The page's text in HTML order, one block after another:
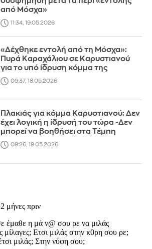
από Μόσχα»
11:34, 19.05.2026
«Δέχθηκε εντολή από τη Μόσχα»:
Πυρά Καραχάλιου σε Καρυστιανού
για το υπό ίδρυση κόμμα της
09:37, 18.05.2026
Πλακιάς για κόμμα Καρυστιανού: Δεν
έχει λογική η ίδρυσή του τώρα -Δεν
μπορεί να βοηθήσει στα Τέμπη
09:26, 19.05.2026